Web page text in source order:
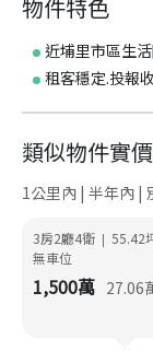
物件特色
近埔里市區生
租客穩定.投報
類似物件實
1公里內 | 半年內 |
3房2廳4衛 | 55.42
無車位
1,500萬 27.06